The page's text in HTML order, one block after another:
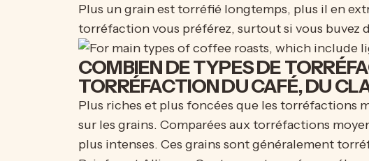
Plus un grain est torréfié longtemps, plus il en
torréfaction vous préférez, surtout si vous buvez
COMBIEN DE TYPES DE
TORRÉFACTION DU CAFÉ, DU
Plus riches et plus foncées que les torréfactions
sur les grains. Comparées aux torréfactions
plus intenses. Ces grains sont généralement